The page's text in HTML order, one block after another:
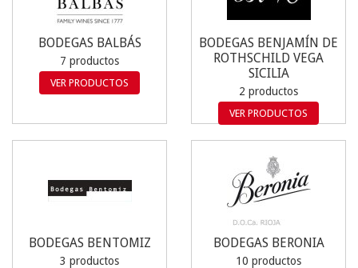
BODEGAS BALBÁS
7 productos
VER PRODUCTOS
BODEGAS BENJAMÍN DE
ROTHSCHILD VEGA
SICILIA
2 productos
VER PRODUCTOS
BODEGAS BENTOMIZ
3 productos
BODEGAS BERONIA
10 productos